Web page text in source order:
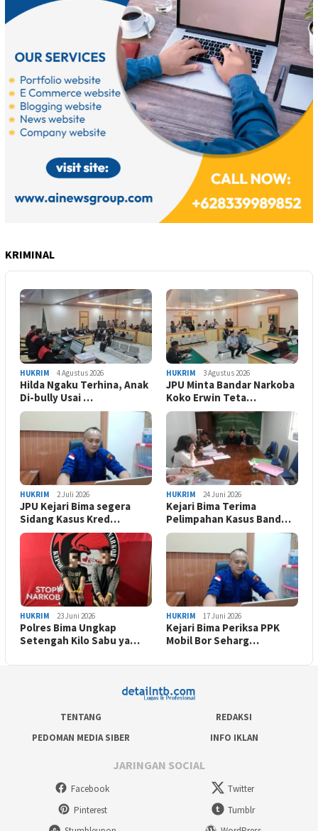
KRIMINAL
HUKRIM 4 Agustus 2026
Hilda Ngaku Terhina, Anak
Di-bully Usai …
HUKRIM 3 Agustus 2026
JPU Minta Bandar Narkoba
Koko Erwin Teta…
HUKRIM 2 Juli 2026
JPU Kejari Bima segera
Sidang Kasus Kred…
HUKRIM 24 Juni 2026
Kejari Bima Terima
Pelimpahan Kasus Band…
HUKRIM 23 Juni 2026
Polres Bima Ungkap
Setengah Kilo Sabu ya…
HUKRIM 17 Juni 2026
Kejari Bima Periksa PPK
Mobil Bor Seharg…
TENTANG
REDAKSI
PEDOMAN MEDIA SIBER
INFO IKLAN
JARINGAN SOCIAL
Facebook
Twitter
Pinterest
Tumblr